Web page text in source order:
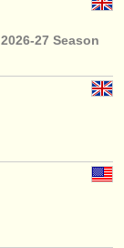
27 Season